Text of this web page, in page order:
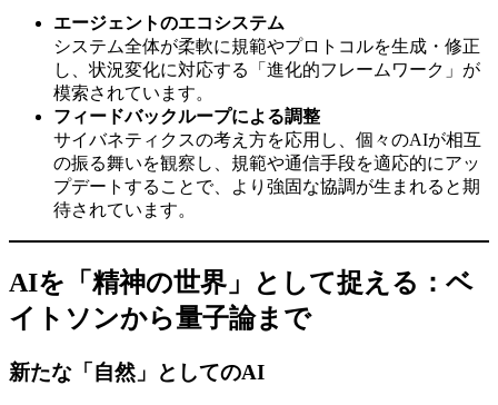
エージェントのエコシステム
システム全体が柔軟に規範やプロトコルを生成・修正
し、状況変化に対応する「進化的フレームワーク」が
模索されています。
フィードバックループによる調整
サイバネティクスの考え方を応用し、個々のAIが相互
の振る舞いを観察し、規範や通信手段を適応的にアッ
プデートすることで、より強固な協調が生まれると期
待されています。
AIを「精神の世界」として捉える：ベ
イトソンから量子論まで
新たな「自然」としてのAI